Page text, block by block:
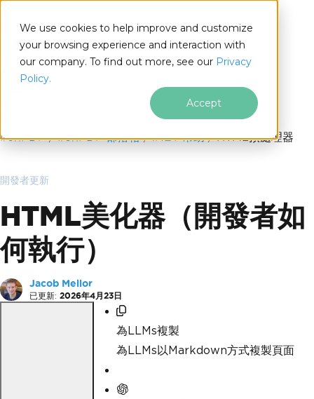
We use cookies to help improve and customize
your browsing experience and interaction with
our company. To find out more, see our Privacy
Policy.
Accept
.NET
跳至頁尾內容
IronPDF IronPDF 部落格 .NET 幫助 HTML預處理器
開發者更新
HTML美化器（開發者如
何執行）
Jacob Mellor
已更新: 2026年4月23日
為LLMs複製
為LLMs以Markdown方式複製頁面